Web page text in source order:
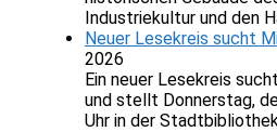
Industriekultur und den
Neuer Lesekreis sucht
2026
Ein neuer Lesekreis
und stellt Donnerstag,
Uhr in der